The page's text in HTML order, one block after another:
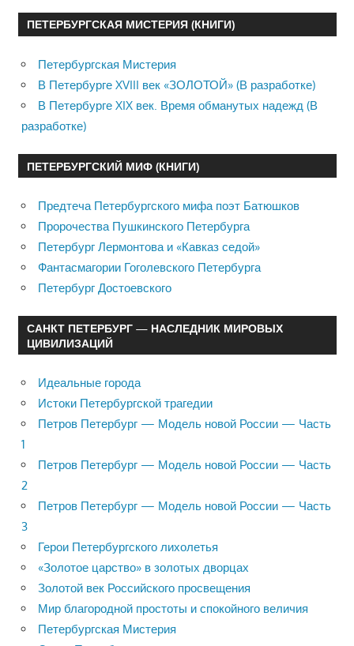
ПЕТЕРБУРГСКАЯ МИСТЕРИЯ (КНИГИ)
Петербургская Мистерия
В Петербурге XVIII век «ЗОЛОТОЙ» (В разработке)
В Петербурге XIX век. Время обманутых надежд (В
разработке)
ПЕТЕРБУРГСКИЙ МИФ (КНИГИ)
Предтеча Петербургского мифа поэт Батюшков
Пророчества Пушкинского Петербурга
Петербург Лермонтова и «Кавказ седой»
Фантасмагории Гоголевского Петербурга
Петербург Достоевского
САНКТ ПЕТЕРБУРГ — НАСЛЕДНИК МИРОВЫХ
ЦИВИЛИЗАЦИЙ
Идеальные города
Истоки Петербургской трагедии
Петров Петербург — Модель новой России — Часть
1
Петров Петербург — Модель новой России — Часть
2
Петров Петербург — Модель новой России — Часть
3
Герои Петербургского лихолетья
«Золотое царство» в золотых дворцах
Золотой век Российского просвещения
Мир благородной простоты и спокойного величия
Петербургская Мистерия